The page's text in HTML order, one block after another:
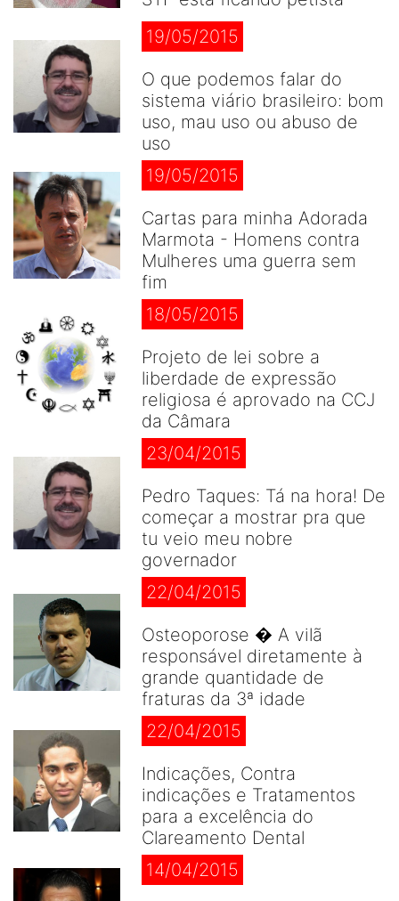
19/05/2015
O que podemos falar do
sistema viário brasileiro: bom
uso, mau uso ou abuso de
uso
19/05/2015
Cartas para minha Adorada
Marmota - Homens contra
Mulheres uma guerra sem
fim
18/05/2015
Projeto de lei sobre a
liberdade de expressão
religiosa é aprovado na CCJ
da Câmara
23/04/2015
Pedro Taques: Tá na hora! De
começar a mostrar pra que
tu veio meu nobre
governador
22/04/2015
Osteoporose � A vilã
responsável diretamente à
grande quantidade de
fraturas da 3ª idade
22/04/2015
Indicações, Contra
indicações e Tratamentos
para a excelência do
Clareamento Dental
14/04/2015